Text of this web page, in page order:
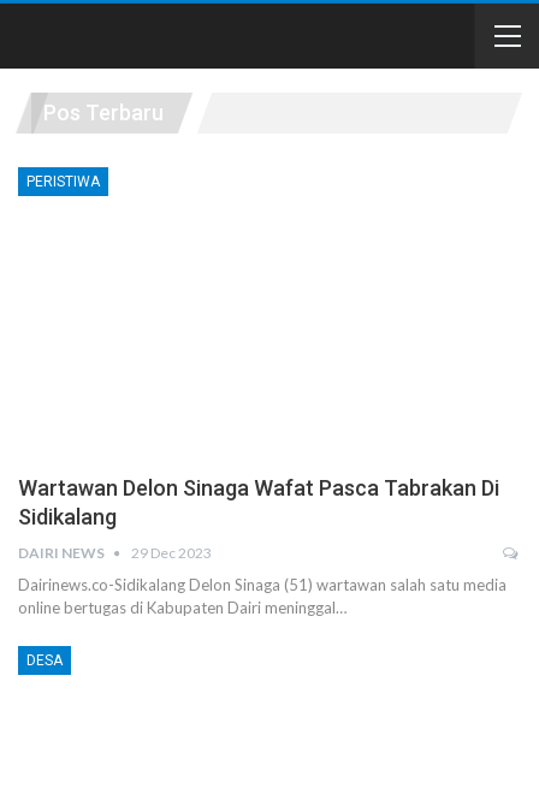
Pos Terbaru
PERISTIWA
Wartawan Delon Sinaga Wafat Pasca Tabrakan Di
Sidikalang
DAIRI NEWS 29 Dec 2023
Dairinews.co-Sidikalang Delon Sinaga (51) wartawan salah satu media
online bertugas di Kabupaten Dairi meninggal…
DESA